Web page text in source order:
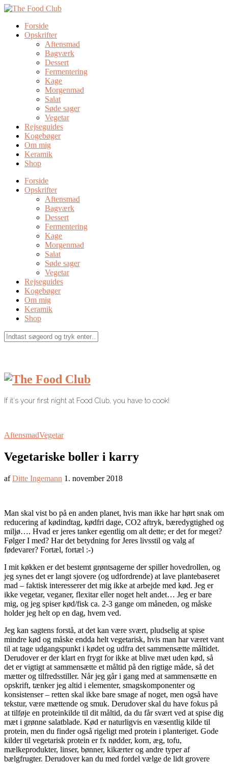
Forside
Opskrifter
Aftensmad
Bagværk
Dessert
Fermentering
Kage
Morgenmad
Salat
Søde sager
Vegetar
Rejseguides
Kogebøger
Om mig
Keramik
Shop
Forside
Opskrifter
Aftensmad
Bagværk
Dessert
Fermentering
Kage
Morgenmad
Salat
Søde sager
Vegetar
Rejseguides
Kogebøger
Om mig
Keramik
Shop
If it's your first night at Food Club, you have to cook!
AftensmadVegetar
Vegetariske boller i karry
afDitte Ingemann 1. november 2018
Man skal vist bo på en anden planet, hvis man ikke har hørt snak om
reducering af kødindtag, kødfri dage, CO2 aftryk, bæredygtighed og
miljø…. Hvad er jeres tanker egentlig om alt dette; er det for meget?
Følger I med? Har det betydning for Jeres livsstil og valg af
fødevarer? Fortæl, fortæl :-)
I mit køkken er det bestemt grøntsagerne der spiller hovedrollen, og
jeg synes det er langt sjovere (og udfordrende) at lave plantebaseret
mad – faktisk interesserer det mig ikke at arbejde med kød. Jeg er
ikke vegetar, veganer, flexitar eller noget helt andet… Jeg er bare
mig, og jeg spiser kød/fisk ca. 2-3 gange om måneden, og måske
holder jeg helt op en dag, hvem ved.
Jeg kan sagtens forstå, at det kan være svært, pludselig at spise
mindre kød og måske endda helt vegetarisk, hvis man har været vant
til at tage udgangspunkt i kødet og udfra det sammensætte måltidet.
Derudover er der klart en frygt for ikke at blive mæt uden kød, så
det er vigtigt at sammensætte et måltid på den rigtige måde, så det
mætter og tilfredsstiller. Når jeg går i gang med at sammensætte en
opskrift, tænker jeg altid i elementer, smagskomponenter og
konsistenser – retten skal ikke bare smage af noget, men også have
tekstur, være mættende og smuk. Derudover skal du have fokus på
at tilføje en proteinkilde til dit måltid, da du får svært ved at spise dig
mæt i grønne salatblade. Kød er naturligvis en væsentlig kilde til
protein, men du finder også rigeligt med protein i planteriget. Gode
kilder til vegetarisk protein er fx nødder, korn, æg, tofu,
mælkeprodukter, linser, bønner, kikærter og andre typer af
bælgfrugter. Derudover kan du med fordel vælge de lidt grovere